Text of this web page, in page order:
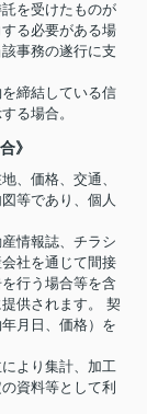
を受けたものが
る必要がある場
事務の遂行に支
締結している信
る場合。
》
、価格、交通、
等であり、個人
情報誌、チラシ
社を通じて間接
行う場合等を含
供されます。 契
月日、価格）を
より集計、加工
資料等として利